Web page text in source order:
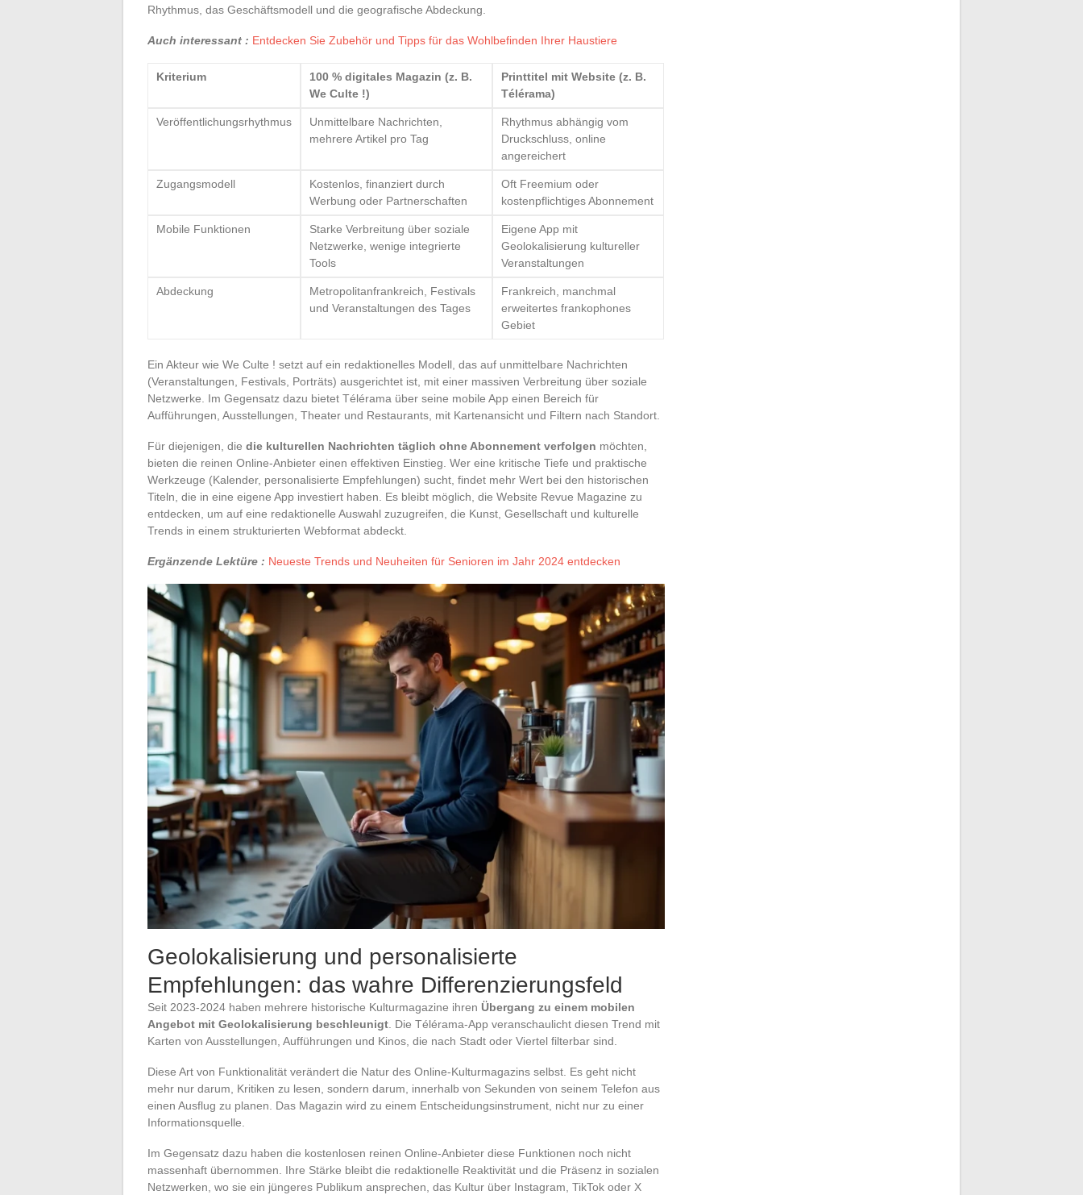
Rhythmus, das Geschäftsmodell und die geografische Abdeckung.
Auch interessant : Entdecken Sie Zubehör und Tipps für das Wohlbefinden Ihrer Haustiere
Kriterium
100 % digitales Magazin (z. B.
We Culte !)
Printtitel mit Website (z. B.
Télérama)
Veröffentlichungsrhythmus
Unmittelbare Nachrichten,
mehrere Artikel pro Tag
Rhythmus abhängig vom
Druckschluss, online
angereichert
Zugangsmodell
Kostenlos, finanziert durch
Werbung oder Partnerschaften
Oft Freemium oder
kostenpflichtiges Abonnement
Mobile Funktionen
Starke Verbreitung über soziale
Netzwerke, wenige integrierte
Tools
Eigene App mit
Geolokalisierung kultureller
Veranstaltungen
Abdeckung
Metropolitanfrankreich, Festivals
und Veranstaltungen des Tages
Frankreich, manchmal
erweitertes frankophones
Gebiet
Ein Akteur wie We Culte ! setzt auf ein redaktionelles Modell, das auf unmittelbare Nachrichten
(Veranstaltungen, Festivals, Porträts) ausgerichtet ist, mit einer massiven Verbreitung über soziale
Netzwerke. Im Gegensatz dazu bietet Télérama über seine mobile App einen Bereich für
Aufführungen, Ausstellungen, Theater und Restaurants, mit Kartenansicht und Filtern nach Standort.
Für diejenigen, die die kulturellen Nachrichten täglich ohne Abonnement verfolgen möchten,
bieten die reinen Online-Anbieter einen effektiven Einstieg. Wer eine kritische Tiefe und praktische
Werkzeuge (Kalender, personalisierte Empfehlungen) sucht, findet mehr Wert bei den historischen
Titeln, die in eine eigene App investiert haben. Es bleibt möglich, die Website Revue Magazine zu
entdecken, um auf eine redaktionelle Auswahl zuzugreifen, die Kunst, Gesellschaft und kulturelle
Trends in einem strukturierten Webformat abdeckt.
Ergänzende Lektüre : Neueste Trends und Neuheiten für Senioren im Jahr 2024 entdecken
Geolokalisierung und personalisierte
Empfehlungen: das wahre Differenzierungsfeld
Seit 2023-2024 haben mehrere historische Kulturmagazine ihren Übergang zu einem mobilen
Angebot mit Geolokalisierung beschleunigt. Die Télérama-App veranschaulicht diesen Trend mit
Karten von Ausstellungen, Aufführungen und Kinos, die nach Stadt oder Viertel filterbar sind.
Diese Art von Funktionalität verändert die Natur des Online-Kulturmagazins selbst. Es geht nicht
mehr nur darum, Kritiken zu lesen, sondern darum, innerhalb von Sekunden von seinem Telefon aus
einen Ausflug zu planen. Das Magazin wird zu einem Entscheidungsinstrument, nicht nur zu einer
Informationsquelle.
Im Gegensatz dazu haben die kostenlosen reinen Online-Anbieter diese Funktionen noch nicht
massenhaft übernommen. Ihre Stärke bleibt die redaktionelle Reaktivität und die Präsenz in sozialen
Netzwerken, wo sie ein jüngeres Publikum ansprechen, das Kultur über Instagram, TikTok oder X